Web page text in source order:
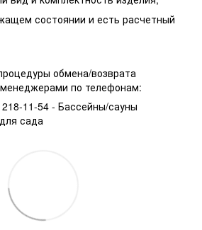
состоянии и есть расчетный
обмена/возврата
по телефонам:
11-54 - Бассейны/сауны
сада